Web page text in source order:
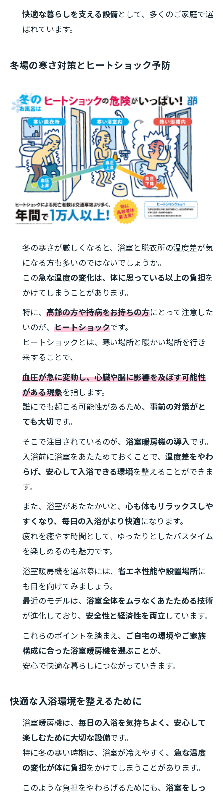
快適な暮らしを支える設備として、多くのご家庭で選
ばれています。
冬場の寒さ対策とヒートショック予防
冬の寒さが厳しくなると、浴室と脱衣所の温度差が気
になる方も多いのではないでしょうか。
この急な温度の変化は、体に思っている以上の負担を
かけてしまうことがあります。
特に、 高齢の方や持病をお持ちの方にとって注意した
いのが、 ヒートショックです。
ヒートショックとは、寒い場所と暖かい場所を行き
来することで、
血圧が急に変動し、心臓や脳に影響を及ぼす可能性
がある現象を指します。
誰にでも起こる可能性があるため、 事前の対策がと
ても大切です。
そこで注目されているのが、 浴室暖房機の導入です。
入浴前に浴室をあたためておくことで、 温度差をやわ
らげ、安心して入浴できる環境を整えることができま
す。
また、浴室があたたかいと、 心も体もリラックスしや
すくなり、毎日の入浴がより快適になります。
疲れを癒やす時間として、ゆったりとしたバスタイム
を楽しめるのも魅力です。
浴室暖房機を選ぶ際には、 省エネ性能や設置場所に
も目を向けてみましょう。
最近のモデルは、 浴室全体をムラなくあたためる技術
が進化しており、 安全性と経済性を両立しています。
これらのポイントを踏まえ、
ご自宅の環境やご家族
構成に合った浴室暖房機を選ぶことが、
安心で快適な暮らしにつながっていきます。
快適な入浴環境を整えるために
浴室暖房機は、 毎日の入浴を気持ちよく、安心して
楽しむために大切な設備です。
特に冬の寒い時期は、浴室が冷えやすく、 急な温度
の変化が体に負担をかけてしまうことがあります。
このような負担をやわらげるためにも、 浴室をしっ